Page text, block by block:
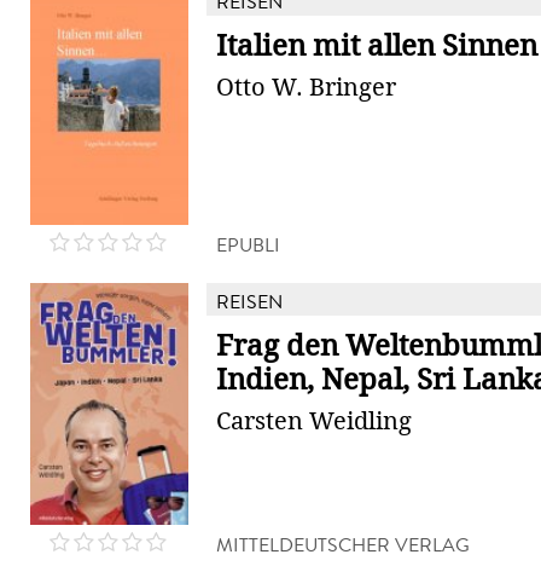
Italien mit allen Sinnen
Otto W. Bringer
EPUBLI
REISEN
Frag den
Indien, Nepal, Sri
Carsten Weidling
MITTELDEUTSCHER VERLAG